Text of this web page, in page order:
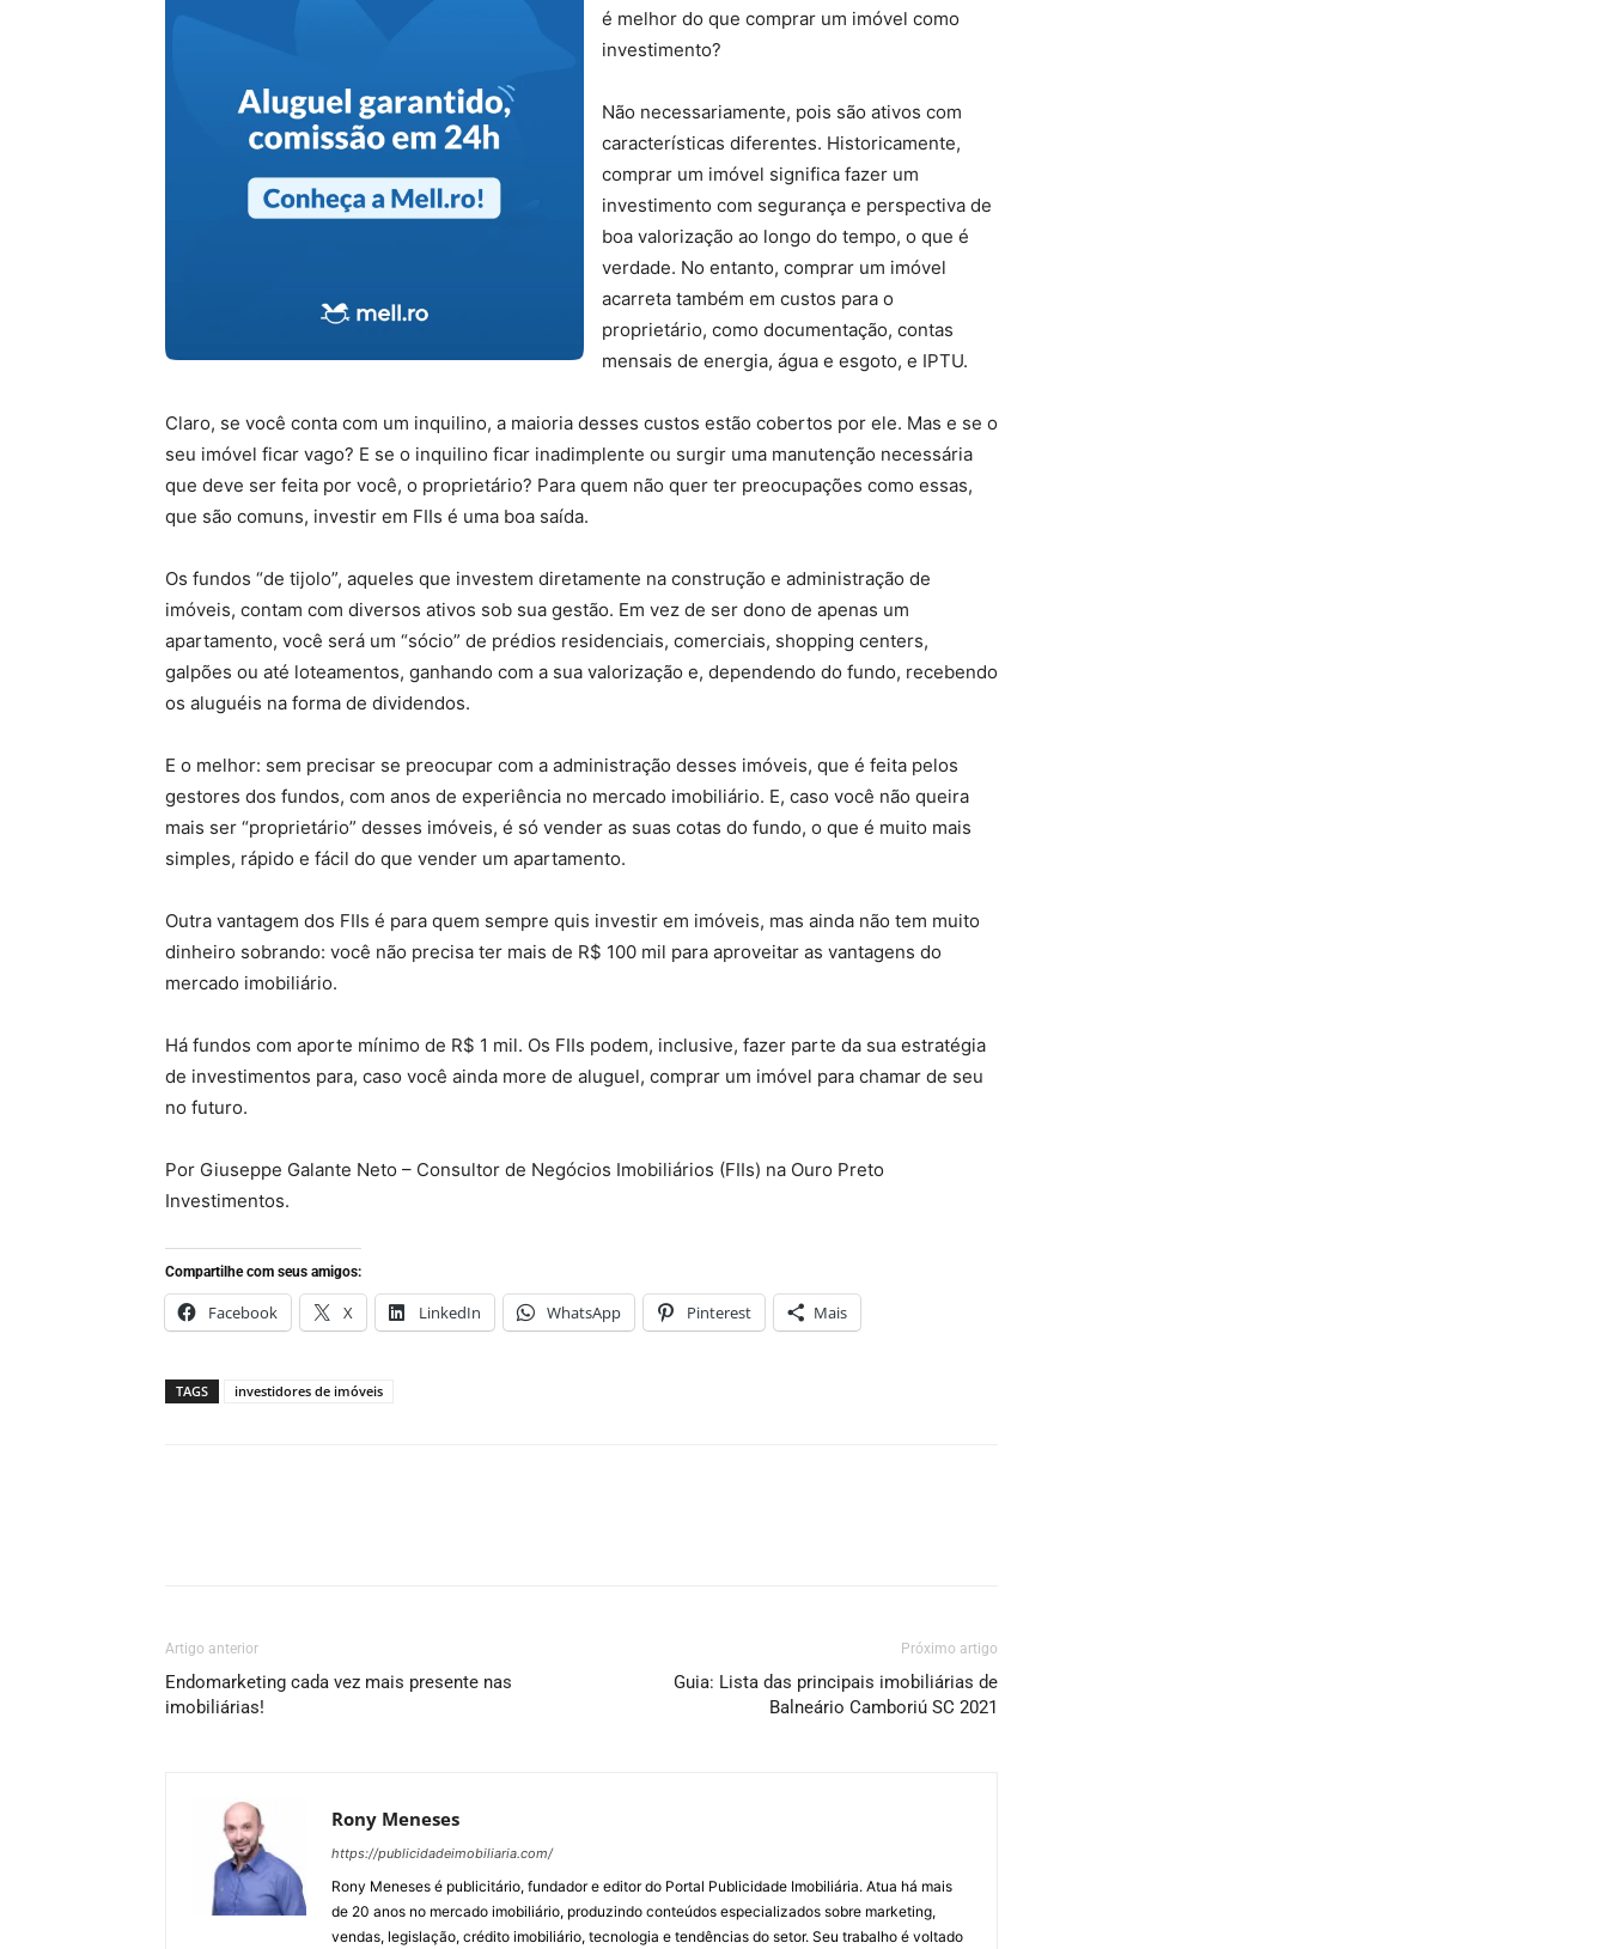
é melhor do que comprar um imóvel como
investimento?
Não necessariamente, pois são ativos com
características diferentes. Historicamente,
comprar um imóvel significa fazer um
investimento com segurança e perspectiva de
boa valorização ao longo do tempo, o que é
verdade. No entanto, comprar um imóvel
acarreta também em custos para o
proprietário, como documentação, contas
mensais de energia, água e esgoto, e IPTU.
Claro, se você conta com um inquilino, a maioria desses custos estão cobertos por ele. Mas e se o
seu imóvel ficar vago? E se o inquilino ficar inadimplente ou surgir uma manutenção necessária
que deve ser feita por você, o proprietário? Para quem não quer ter preocupações como essas,
que são comuns, investir em FIIs é uma boa saída.
Os fundos “de tijolo”, aqueles que investem diretamente na construção e administração de
imóveis, contam com diversos ativos sob sua gestão. Em vez de ser dono de apenas um
apartamento, você será um “sócio” de prédios residenciais, comerciais, shopping centers,
galpões ou até loteamentos, ganhando com a sua valorização e, dependendo do fundo, recebendo
os aluguéis na forma de dividendos.
E o melhor: sem precisar se preocupar com a administração desses imóveis, que é feita pelos
gestores dos fundos, com anos de experiência no mercado imobiliário. E, caso você não queira
mais ser “proprietário” desses imóveis, é só vender as suas cotas do fundo, o que é muito mais
simples, rápido e fácil do que vender um apartamento.
Outra vantagem dos FIIs é para quem sempre quis investir em imóveis, mas ainda não tem muito
dinheiro sobrando: você não precisa ter mais de R$ 100 mil para aproveitar as vantagens do
mercado imobiliário.
Há fundos com aporte mínimo de R$ 1 mil. Os FIIs podem, inclusive, fazer parte da sua estratégia
de investimentos para, caso você ainda more de aluguel, comprar um imóvel para chamar de seu
no futuro.
Por Giuseppe Galante Neto – Consultor de Negócios Imobiliários (FIIs) na Ouro Preto
Investimentos.
Compartilhe com seus amigos:
Facebook X LinkedIn WhatsApp Pinterest Mais
TAGS investidores de imóveis
Artigo anterior
Endomarketing cada vez mais presente nas
imobiliárias!
Próximo artigo
Guia: Lista das principais imobiliárias de
Balneário Camboriú SC 2021
Rony Meneses
https://publicidadeimobiliaria.com/
Rony Meneses é publicitário, fundador e editor do Portal Publicidade Imobiliária. Atua há mais
de 20 anos no mercado imobiliário, produzindo conteúdos especializados sobre marketing,
vendas, legislação, crédito imobiliário, tecnologia e tendências do setor. Seu trabalho é voltado